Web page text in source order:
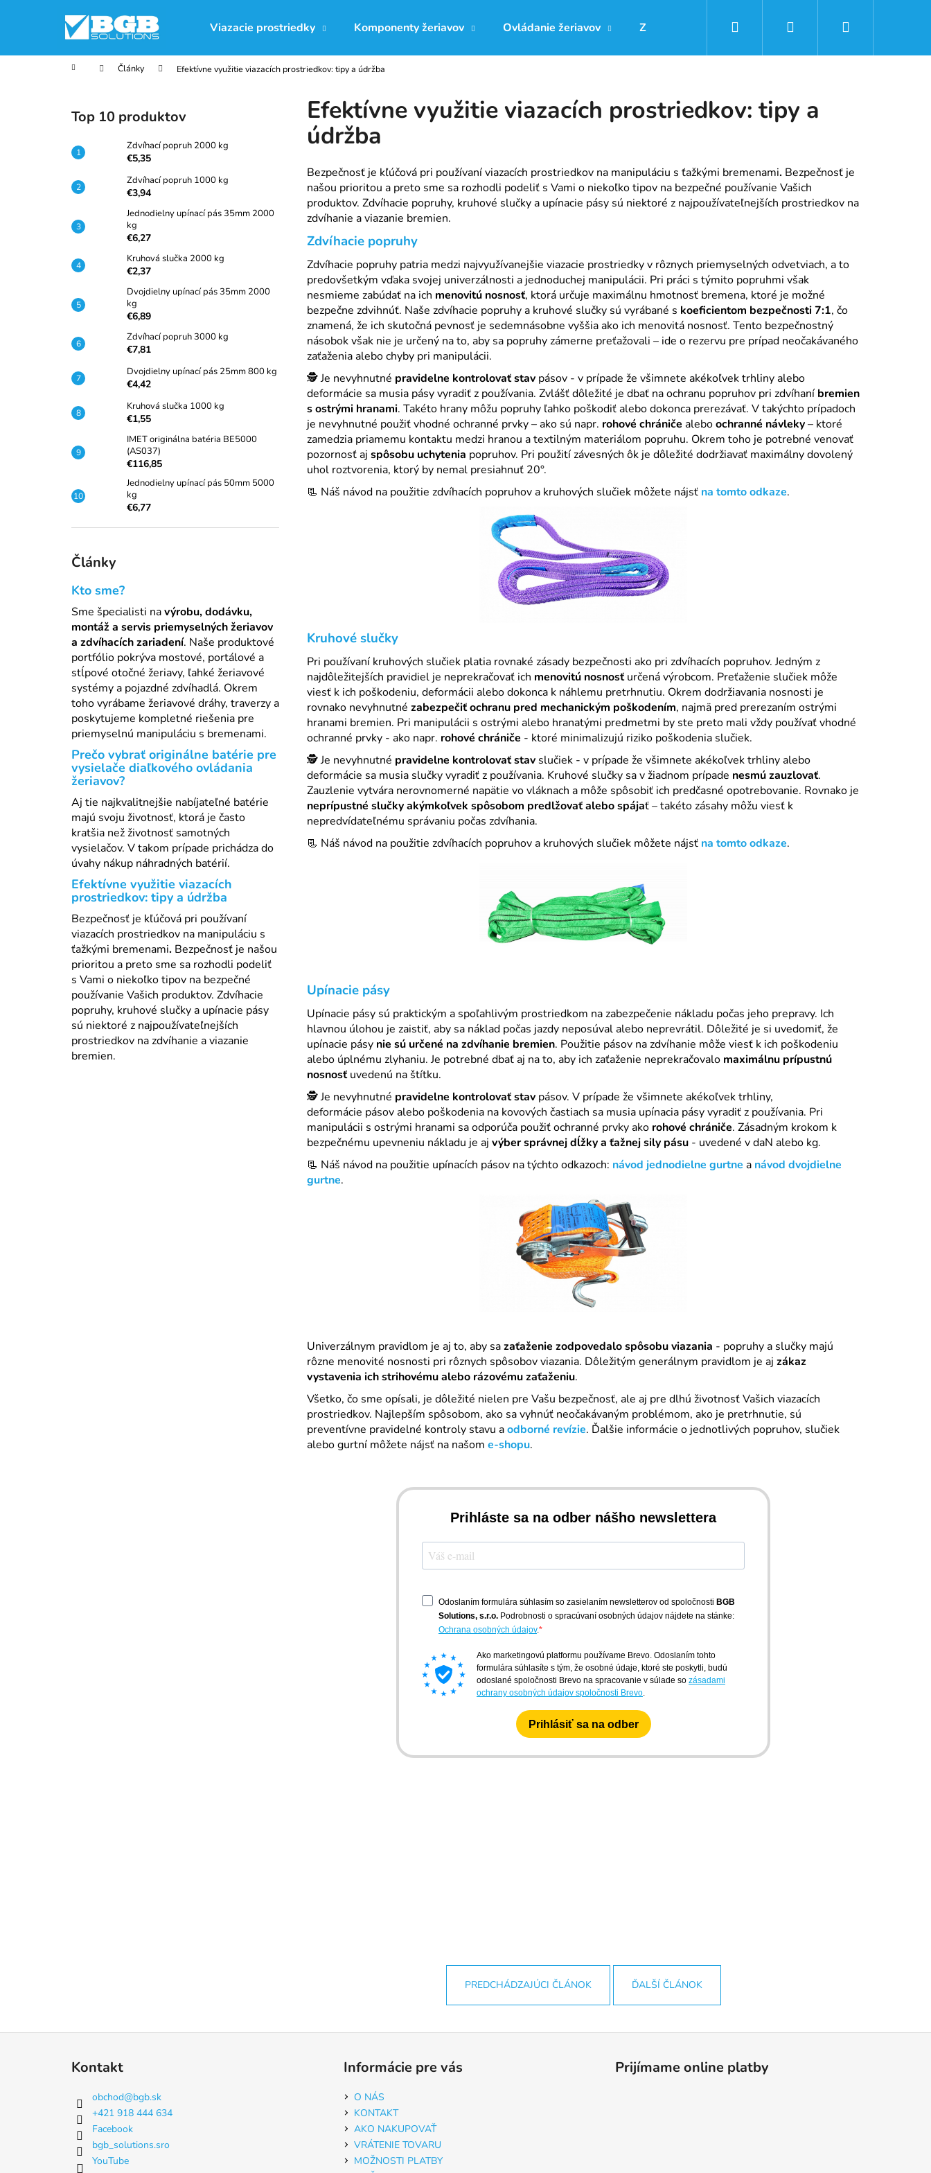
Viazacie prostriedky Komponenty žeriavov Ovládanie žeriavov Značky Prihlásenie
Domov Články Efektívne využitie viazacích prostriedkov: tipy a údržba
Top 10 produktov
Zdvíhací popruh 2000 kg
€5,35
Zdvíhací popruh 1000 kg
€3,94
Jednodielny upínací pás 35mm 2000
kg
€6,27
Kruhová slučka 2000 kg
€2,37
Dvojdielny upínací pás 35mm 2000
kg
€6,89
Zdvíhací popruh 3000 kg
€7,81
Dvojdielny upínací pás 25mm 800 kg
€4,42
Kruhová slučka 1000 kg
€1,55
IMET originálna batéria BE5000
(AS037)
€116,85
Jednodielny upínací pás 50mm 5000
kg
€6,77
Články
Kto sme?
Sme špecialisti navýrobu, dodávku,
montáž a servis priemyselných žeriavov
a zdvíhacích zariadení. Naše produktové
portfólio pokrýva mostové, portálové a
stĺpové otočné žeriavy, ľahké žeriavové
systémy a pojazdné zdvíhadlá. Okrem
toho vyrábame žeriavové dráhy, traverzy a
poskytujeme kompletné riešenia pre
priemyselnú manipuláciu s bremenami.
Prečo vybrať originálne batérie pre
vysielače diaľkového ovládania
žeriavov?
Aj tie najkvalitnejšie nabíjateľné batérie
majú svoju životnosť, ktorá je často
kratšia než životnosť samotných
vysielačov. V takom prípade prichádza do
úvahy nákup náhradných batérií.
Efektívne využitie viazacích
prostriedkov: tipy a údržba
Bezpečnosť je kľúčová pri používaní
viazacích prostriedkov na manipuláciu s
ťažkými bremenami. Bezpečnosť je našou
prioritou a preto sme sa rozhodli podeliť
s Vami o niekoľko tipov na bezpečné
používanie Vašich produktov. Zdvíhacie
popruhy, kruhové slučky a upínacie pásy
sú niektoré z najpoužívateľnejších
prostriedkov na zdvíhanie a viazanie
bremien.
Efektívne využitie viazacích prostriedkov: tipy a
údržba
Bezpečnosť je kľúčová pri používaní viazacích prostriedkov na manipuláciu s ťažkými bremenami. Bezpečnosť je
našou prioritou a preto sme sa rozhodli podeliť s Vami o niekoľko tipov na bezpečné používanie Vašich
produktov. Zdvíhacie popruhy, kruhové slučky a upínacie pásy sú niektoré z najpoužívateľnejších prostriedkov na
zdvíhanie a viazanie bremien.
Zdvíhacie popruhy
Zdvíhacie popruhy patria medzi najvyužívanejšie viazacie prostriedky v rôznych priemyselných odvetviach, a to
predovšetkým vďaka svojej univerzálnosti a jednoduchej manipulácii. Pri práci s týmito popruhmi však
nesmieme zabúdať na ich menovitú nosnosť, ktorá určuje maximálnu hmotnosť bremena, ktoré je možné
bezpečne zdvihnúť. Naše zdvíhacie popruhy a kruhové slučky sú vyrábané s koeficientom bezpečnosti 7:1, čo
znamená, že ich skutočná pevnosť je sedemnásobne vyššia ako ich menovitá nosnosť. Tento bezpečnostný
násobok však nie je určený na to, aby sa popruhy zámerne preťažovali – ide o rezervu pre prípad neočakávaného
zaťaženia alebo chyby pri manipulácii.
🕵️ Je nevyhnutné pravidelne kontrolovať stav pásov - v prípade že všimnete akékoľvek trhliny alebo
deformácie sa musia pásy vyradiť z používania. Zvlášť dôležité je dbať na ochranu popruhov pri zdvíhaní bremien
s ostrými hranami. Takéto hrany môžu popruhy ľahko poškodiť alebo dokonca prerezávať. V takýchto prípadoch
je nevyhnutné použiť vhodné ochranné prvky – ako sú napr. rohové chrániče aleboochranné návleky– ktoré
zamedzia priamemu kontaktu medzi hranou a textilným materiálom popruhu. Okrem toho je potrebné venovať
pozornosť aj spôsobu uchytenia popruhov. Pri použití závesných ôk je dôležité dodržiavať maximálny dovolený
uhol roztvorenia, ktorý by nemal presiahnuť 20°.
📃 Náš návod na použitie zdvíhacích popruhov a kruhových slučiek môžete nájsť na tomto odkaze.
Kruhové slučky
Pri používaní kruhových slučiek platia rovnaké zásady bezpečnosti ako pri zdvíhacích popruhov. Jedným z
najdôležitejších pravidiel je neprekračovať ich menovitú nosnosťurčená výrobcom. Preťaženie slučiek môže
viesť k ich poškodeniu, deformácii alebo dokonca k náhlemu pretrhnutiu. Okrem dodržiavania nosnosti je
rovnako nevyhnutné zabezpečiť ochranu pred mechanickým poškodením, najmä pred prerezaním ostrými
hranami bremien. Pri manipulácii s ostrými alebo hranatými predmetmi by ste preto mali vždy používať vhodné
ochranné prvky - ako napr. rohové chrániče - ktoré minimalizujú riziko poškodenia slučiek.
🕵️ Je nevyhnutné pravidelne kontrolovať stav slučiek - v prípade že všimnete akékoľvek trhliny alebo
deformácie sa musia slučky vyradiť z používania. Kruhové slučky sa v žiadnom prípade nesmú zauzlovať.
Zauzlenie vytvára nerovnomerné napätie vo vláknach a môže spôsobiť ich predčasné opotrebovanie. Rovnako je
neprípustné slučkyakýmkoľvek spôsobom predlžovať alebo spájať – takéto zásahy môžu viesť k
nepredvídateľnému správaniu počas zdvíhania.
📃 Náš návod na použitie zdvíhacích popruhov a kruhových slučiek môžete nájsť na tomto odkaze.
Upínacie pásy
Upínacie pásy sú praktickým a spoľahlivým prostriedkom na zabezpečenie nákladu počas jeho prepravy. Ich
hlavnou úlohou je zaistiť, aby sa náklad počas jazdy neposúval alebo neprevrátil. Dôležité je si uvedomiť, že
upínacie pásy nie sú určené na zdvíhanie bremien. Použitie pásov na zdvíhanie môže viesť k ich poškodeniu
alebo úplnému zlyhaniu. Je potrebné dbať aj na to, aby ich zaťaženie neprekračovalo maximálnu prípustnú
nosnosťuvedenú na štítku.
🕵️ Je nevyhnutné pravidelne kontrolovať stav pásov. V prípade že všimnete akékoľvek trhliny,
deformácie pásov alebo poškodenia na kovových častiach sa musia upínacia pásy vyradiť z používania. Pri
manipulácii s ostrými hranami sa odporúča použiť ochranné prvky ako rohové chrániče. Zásadným krokom k
bezpečnému upevneniu nákladu je aj výber správnej dĺžky a ťažnej sily pásu - uvedené v daN alebo kg.
📃 Náš návod na použitie upínacích pásov na týchto odkazoch: návod jednodielne gurtne a návod dvojdielne
gurtne.
Univerzálnym pravidlom je aj to, aby sazaťaženie zodpovedalo spôsobu viazania - popruhy a slučky majú
rôzne menovité nosnosti pri rôznych spôsobov viazania. Dôležitým generálnym pravidlom je aj zákaz
vystavenia ich strihovému alebo rázovému zaťaženiu.
Všetko, čo sme opísali, je dôležité nielen pre Vašu bezpečnosť, ale aj pre dlhú životnosť Vašich viazacích
prostriedkov. Najlepším spôsobom, ako sa vyhnúť neočakávaným problémom, ako je pretrhnutie, sú
preventívne pravidelné kontroly stavu aodborné revízie. Ďalšie informácie o jednotlivých popruhov, slučiek
alebo gurtní môžete nájsť na našom e-shopu.
PREDCHÁDZAJÚCI ČLÁNOK ĎALŠÍ ČLÁNOK
í
Späť
do
Späť
do
Čo potrebujete nájsť?
Odporúčame
Nasledujúce
ZDVÍHACÍ POPRUH 2000 KG
Pôvodne: €5,54
ZDVÍHACÍ POPRUH 1000 KG
€3,94
JEDNODIELNY UPÍNACÍ PÁS 35MM
2000 KG
€6,27
Kontakt
obchod@bgb.sk
+421 918 444 634
Facebook
bgb_solutions.sro
YouTube
Informácie pre vás
O NÁS
KONTAKT
AKO NAKUPOVAŤ
VRÁTENIE TOVARU
MOŽNOSTI PLATBY
Prijímame online platby